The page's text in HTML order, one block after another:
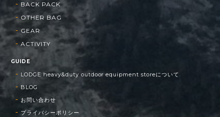
BACK PACK
OTHER BAG
GEAR
ACTIVITY
GUIDE
LODGE heavy&duty outdoor equipment storeについて
BLOG
お問い合わせ
プライバシーポリシー